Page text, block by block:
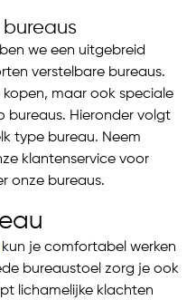
we een uitgebreid
verstelbare bureaus.
maar ook speciale
bureaus. Hieronder volgt
type bureau. Neem
klantenservice voor
onze bureaus.
kun je comfortabel werken
bureaustoel zorg je ook
lichamelijke klachten